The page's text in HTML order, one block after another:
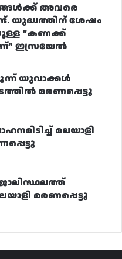
അവരെ
യുദ്ധത്തിന് ശേഷം
“കണക്ക്
ഇസ്രയേൽ
യുവാക്കൾ
മരണപ്പെട്ടു
മലയാളി
മരണപ്പെട്ടു